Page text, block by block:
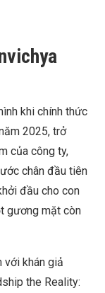
khi chính thức
2025, trở
của công ty,
chân đầu tiên
đầu cho con
gương mặt còn
với khán giả
the Reality: